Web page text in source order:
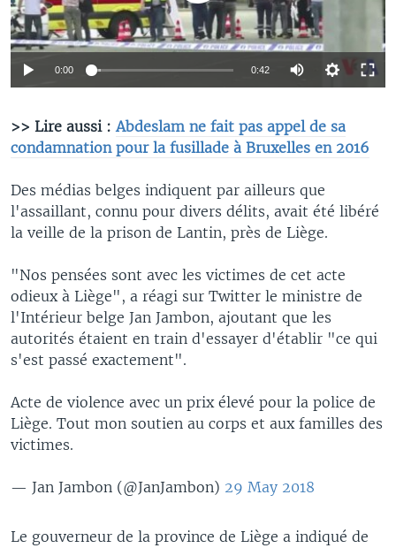
0:00 0:42
>> Lire aussi :Abdeslam ne fait pas appel de sa
condamnation pour la fusillade à Bruxelles en 2016
Des médias belges indiquent par ailleurs que
l'assaillant, connu pour divers délits, avait été libéré
la veille de la prison de Lantin, près de Liège.
"Nos pensées sont avec les victimes de cet acte
odieux à Liège", a réagi sur Twitter le ministre de
l'Intérieur belge Jan Jambon, ajoutant que les
autorités étaient en train d'essayer d'établir "ce qui
s'est passé exactement".
Acte de violence avec un prix élevé pour la police de
Liège. Tout mon soutien au corps et aux familles des
victimes.
— Jan Jambon (@JanJambon) 29 May 2018
Le gouverneur de la province de Liège a indiqué de